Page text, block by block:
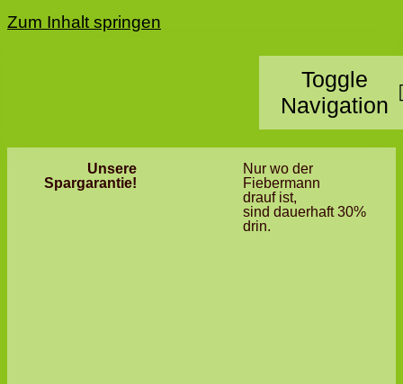
Zum Inhalt springen
Toggle
Navigation
Unsere
Spargarantie!
Nur wo der
Fiebermann
drauf ist,
sind dauerhaft 30%
drin.